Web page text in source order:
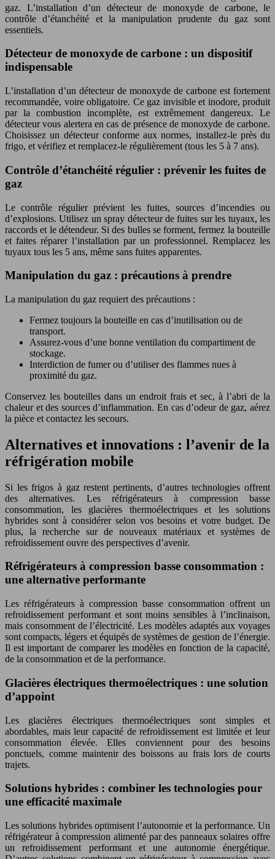
gaz. L’installation d’un détecteur de monoxyde de carbone, le
contrôle d’étanchéité et la manipulation prudente du gaz sont
essentiels.
Détecteur de monoxyde de carbone : un dispositif
indispensable
L’installation d’un détecteur de monoxyde de carbone est fortement
recommandée, voire obligatoire. Ce gaz invisible et inodore, produit
par la combustion incomplète, est extrêmement dangereux. Le
détecteur vous alertera en cas de présence de monoxyde de carbone.
Choisissez un détecteur conforme aux normes, installez-le près du
frigo, et vérifiez et remplacez-le régulièrement (tous les 5 à 7 ans).
Contrôle d’étanchéité régulier : prévenir les fuites de
gaz
Le contrôle régulier prévient les fuites, sources d’incendies ou
d’explosions. Utilisez un spray détecteur de fuites sur les tuyaux, les
raccords et le détendeur. Si des bulles se forment, fermez la bouteille
et faites réparer l’installation par un professionnel. Remplacez les
tuyaux tous les 5 ans, même sans fuites apparentes.
Manipulation du gaz : précautions à prendre
La manipulation du gaz requiert des précautions :
Fermez toujours la bouteille en cas d’inutilisation ou de
transport.
Assurez-vous d’une bonne ventilation du compartiment de
stockage.
Interdiction de fumer ou d’utiliser des flammes nues à
proximité du gaz.
Conservez les bouteilles dans un endroit frais et sec, à l’abri de la
chaleur et des sources d’inflammation. En cas d’odeur de gaz, aérez
la pièce et contactez les secours.
Alternatives et innovations : l’avenir de la
réfrigération mobile
Si les frigos à gaz restent pertinents, d’autres technologies offrent
des alternatives. Les réfrigérateurs à compression basse
consommation, les glacières thermoélectriques et les solutions
hybrides sont à considérer selon vos besoins et votre budget. De
plus, la recherche sur de nouveaux matériaux et systèmes de
refroidissement ouvre des perspectives d’avenir.
Réfrigérateurs à compression basse consommation :
une alternative performante
Les réfrigérateurs à compression basse consommation offrent un
refroidissement performant et sont moins sensibles à l’inclinaison,
mais consomment de l’électricité. Les modèles adaptés aux voyages
sont compacts, légers et équipés de systèmes de gestion de l’énergie.
Il est important de comparer les modèles en fonction de la capacité,
de la consommation et de la performance.
Glacières électriques thermoélectriques : une solution
d’appoint
Les glacières électriques thermoélectriques sont simples et
abordables, mais leur capacité de refroidissement est limitée et leur
consommation élevée. Elles conviennent pour des besoins
ponctuels, comme maintenir des boissons au frais lors de courts
trajets.
Solutions hybrides : combiner les technologies pour
une efficacité maximale
Les solutions hybrides optimisent l’autonomie et la performance. Un
réfrigérateur à compression alimenté par des panneaux solaires offre
un refroidissement performant et une autonomie énergétique.